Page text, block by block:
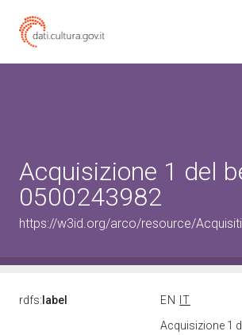
Acquisizione 1 del
0500243982
https://w3id.org/arco/resource/
rdfs: label EN
IT
Acquisizione 1